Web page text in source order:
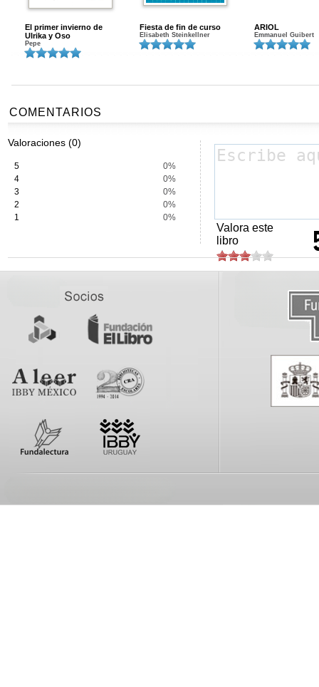
El primer invierno de
Ulrika y Oso
Pepe
Fiesta de fin de curso
Elisabeth Steinkellner
ARIOL
Emmanuel Guibert
COMENTARIOS
Valoraciones (0)
5
0%
4
0%
3
0%
2
0%
1
0%
Valora este
libro